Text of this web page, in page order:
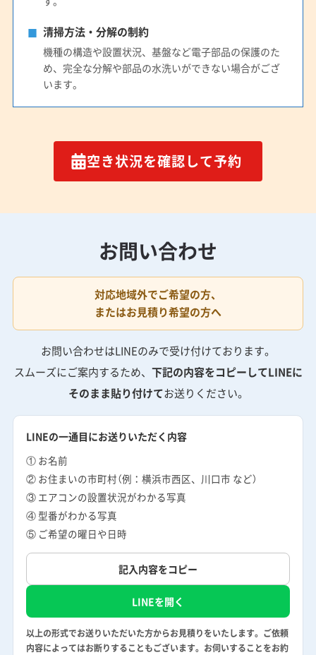
清掃方法・分解の制約
機種の構造や設置状況、基盤など電子部品の保護のた
め、完全な分解や部品の水洗いができない場合がござ
います。
空き状況を確認して予約
お問い合わせ
対応地域外でご希望の方、
またはお見積り希望の方へ
お問い合わせはLINEのみで受け付けております。
スムーズにご案内するため、 下記の内容をコピーしてLINEに
そのまま貼り付けてお送りください。
LINEの一通目にお送りいただく内容
① お名前
② お住まいの市町村（例：横浜市西区、川口市 など）
③ エアコンの設置状況がわかる写真
④ 型番がわかる写真
⑤ ご希望の曜日や日時
記入内容をコピー
LINEを開く
以上の形式でお送りいただいた方からお見積りをいたします。ご依頼
内容によってはお断りすることもございます。お伺いすることをお約